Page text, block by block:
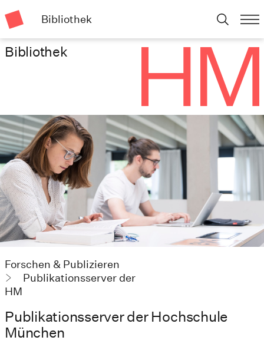
Bibliothek
Bibliothek
Forschen & Publizieren
Publikationsserver der
HM
Publikationsserver der Hochschule
München